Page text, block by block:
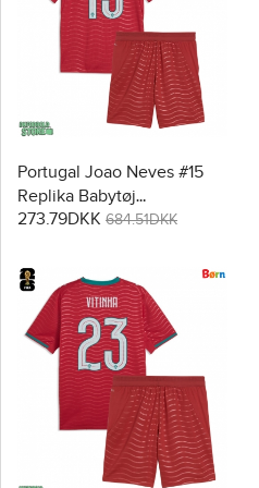
Portugal Joao Neves #15
Replika Babytøj
Hjemmebanesæt Børn VM
bukser)
273.79DKK 684.51DKK